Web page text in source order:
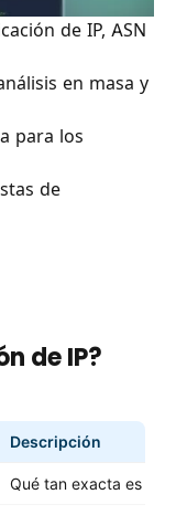
de IP, ASN
en masa y
para los
de
de IP?
Descripción
Qué tan exacta es la